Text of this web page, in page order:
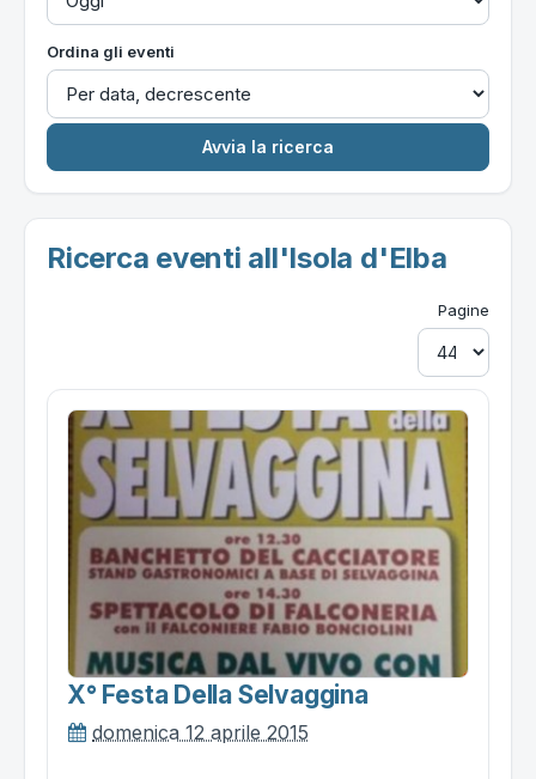
Ordina gli eventi
Ricerca eventi all'Isola d'Elba
Pagine
X° Festa Della Selvaggina
domenica 12 aprile 2015